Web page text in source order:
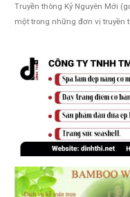
Truyền thông Kỷ Nguyên Mới
một trong những đơn vị truyền